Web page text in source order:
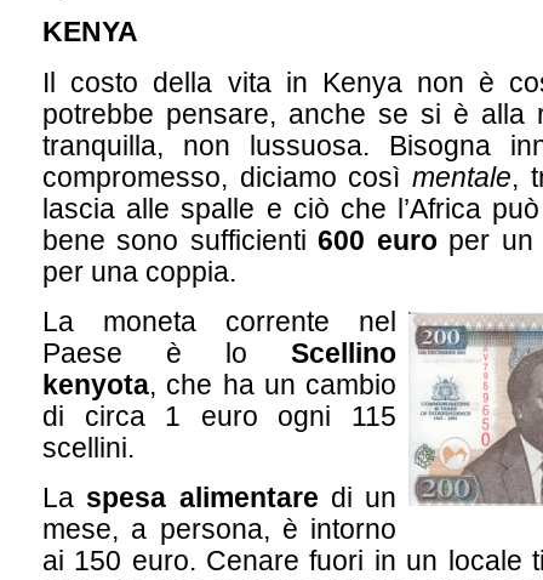
KENYA
Il costo della vita in Kenya non è
potrebbe pensare, anche se si è alla
tranquilla, non lussuosa. Bisogna
compromesso, diciamo così mentale,
lascia alle spalle e ciò che l’Africa
bene sono sufficienti600 europer un
per una coppia.
La moneta corrente nel
Paese è lo Scellino
kenyota, che ha un cambio
di circa 1 euro ogni 115
scellini.
La spesa alimentare di un
mese, a persona, è intorno
ai 150 euro. Cenare fuori in un locale